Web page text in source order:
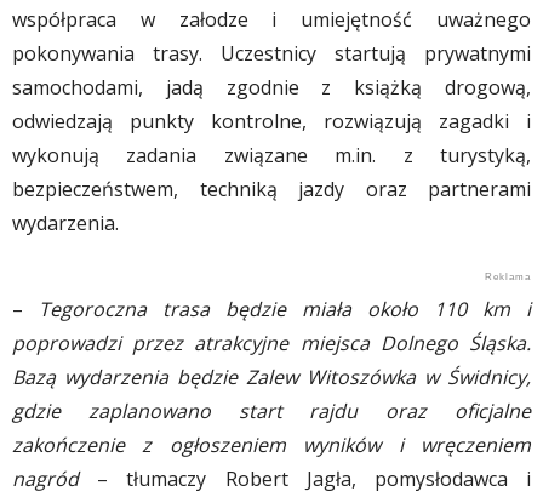
współpraca w załodze i umiejętność uważnego
pokonywania trasy. Uczestnicy startują prywatnymi
samochodami, jadą zgodnie z książką drogową,
odwiedzają punkty kontrolne, rozwiązują zagadki i
wykonują zadania związane m.in. z turystyką,
bezpieczeństwem, techniką jazdy oraz partnerami
wydarzenia.
– Tegoroczna trasa będzie miała około 110 km i
poprowadzi przez atrakcyjne miejsca Dolnego Śląska.
Bazą wydarzenia będzie Zalew Witoszówka w Świdnicy,
gdzie zaplanowano start rajdu oraz oficjalne
zakończenie z ogłoszeniem wyników i wręczeniem
nagród– tłumaczy Robert Jagła, pomysłodawca i